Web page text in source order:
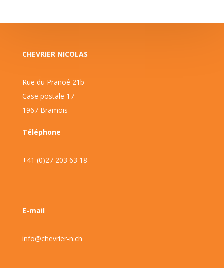
CHEVRIER NICOLAS
Rue du Pranoé 21b
Case postale 17
1967 Bramois
Téléphone
+41 (0)27 203 63 18
E-mail
info@chevrier-n.ch